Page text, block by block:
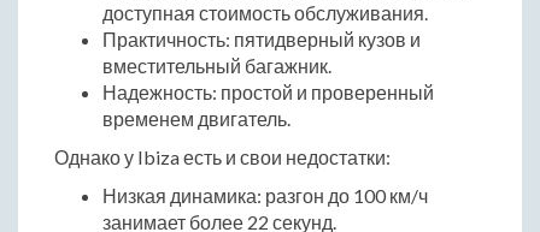
доступная стоимость обслуживания.
Практичность: пятидверный кузов и
вместительный багажник.
Надежность: простой и проверенный
временем двигатель.
Однако у Ibiza есть и свои недостатки:
Низкая динамика: разгон до 100 км/ч
занимает более 22 секунд.